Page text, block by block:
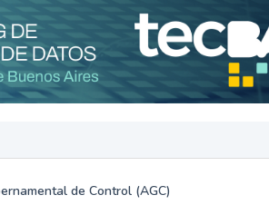
de Control (AGC)